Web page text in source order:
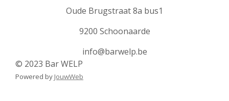
s
a
g
Oude Brugstraat 8a bus1
9200 Schoonaarde
info@barwelp.be
© 2023 Bar WELP
Powered by JouwWeb